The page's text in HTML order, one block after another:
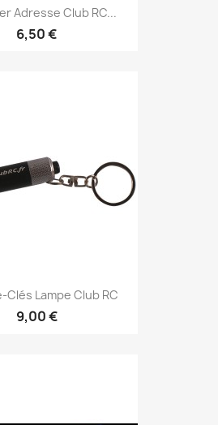
Adresse Club RC...
6,50 €
Clés Lampe Club RC
9,00 €